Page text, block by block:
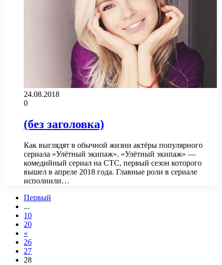
24.08.2018
0
(без заголовка)
Как выглядят в обычной жизни актёры популярного
сериала «Улётный экипаж». «Улётный экипаж» —
комедийный сериал на СТС, первый сезон которого
вышел в апреле 2018 года. Главные роли в сериале
исполнили…
Первый
...
10
20
«
26
27
28